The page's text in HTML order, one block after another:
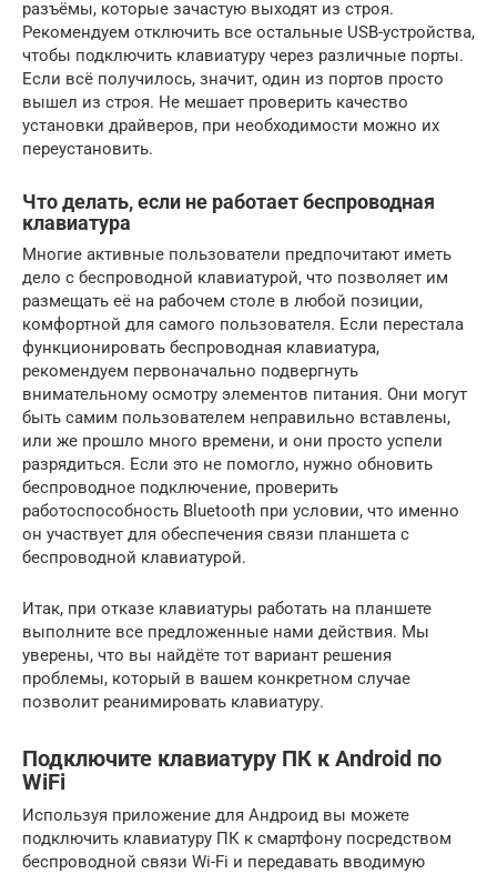
разъёмы, которые зачастую выходят из строя.
Рекомендуем отключить все остальные USB-устройства,
чтобы подключить клавиатуру через различные порты.
Если всё получилось, значит, один из портов просто
вышел из строя. Не мешает проверить качество
установки драйверов, при необходимости можно их
переустановить.
Что делать, если не работает беспроводная
клавиатура
Многие активные пользователи предпочитают иметь
дело с беспроводной клавиатурой, что позволяет им
размещать её на рабочем столе в любой позиции,
комфортной для самого пользователя. Если перестала
функционировать беспроводная клавиатура,
рекомендуем первоначально подвергнуть
внимательному осмотру элементов питания. Они могут
быть самим пользователем неправильно вставлены,
или же прошло много времени, и они просто успели
разрядиться. Если это не помогло, нужно обновить
беспроводное подключение, проверить
работоспособность Bluetooth при условии, что именно
он участвует для обеспечения связи планшета с
беспроводной клавиатурой.
Итак, при отказе клавиатуры работать на планшете
выполните все предложенные нами действия. Мы
уверены, что вы найдёте тот вариант решения
проблемы, который в вашем конкретном случае
позволит реанимировать клавиатуру.
Подключите клавиатуру ПК к Android по
WiFi
Используя приложение для Андроид вы можете
подключить клавиатуру ПК к смартфону посредством
беспроводной связи Wi-Fi и передавать вводимую